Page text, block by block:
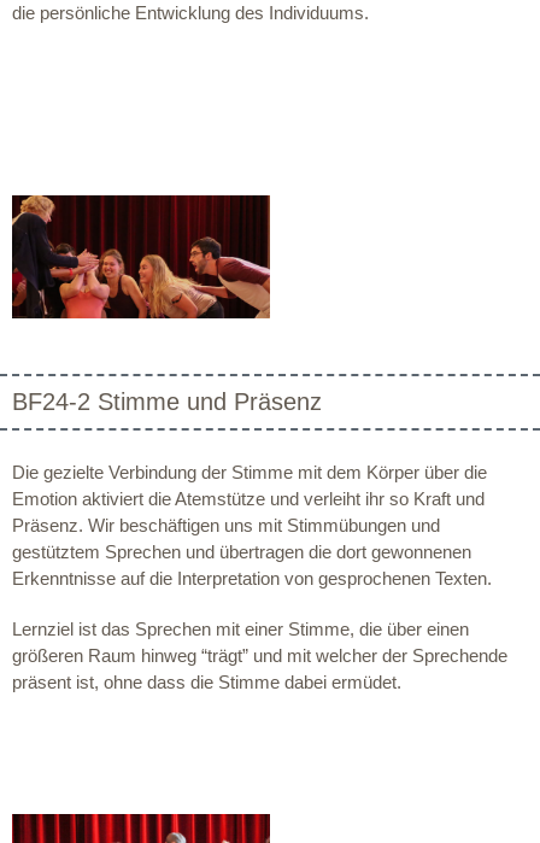
die persönliche Entwicklung des Individuums.
BF24-2 Stimme und Präsenz
Die gezielte Verbindung der Stimme mit dem Körper über die
Emotion aktiviert die Atemstütze und verleiht ihr so Kraft und
Präsenz. Wir beschäftigen uns mit Stimmübungen und
gestütztem Sprechen und übertragen die dort gewonnenen
Erkenntnisse auf die Interpretation von gesprochenen Texten.
Lernziel ist das Sprechen mit einer Stimme, die über einen
größeren Raum hinweg “trägt” und mit welcher der Sprechende
präsent ist, ohne dass die Stimme dabei ermüdet.